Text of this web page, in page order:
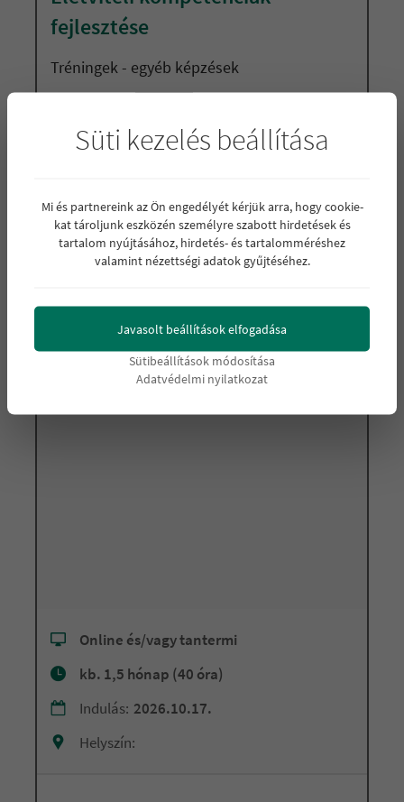
fejlesztése
Tréningek - egyéb képzések
Olyan gyakorlati életviteli jó gyakorlat technikák
legyenek az önálló életvitelre.
Részletek »
Részletek
Online és/vagy tantermi
kb. 1,5 hónap (40 óra)
Indulás: 2026.10.17.
Helyszín:
Süti kezelés beállítása
Mi és partnereink az Ön engedélyét kérjük arra, hogy cookie-
kat tároljunk eszközén személyre szabott hirdetések és
tartalom nyújtásához, hirdetés- és tartalomméréshez
valamint nézettségi adatok gyűjtéséhez.
Javasolt beállítások elfogadása
Sütibeállítások módosítása
Adatvédelmi nyilatkozat